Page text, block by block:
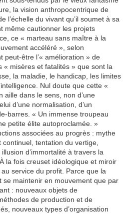
la vision anthropocentrique de
l’échelle du vivant qu’il soumet à sa
même cautionner les projets
ce « marteau sans maître à la
accéléré », selon
peut-être l’« amélioration » de
« misères et fatalités » que sont la
la maladie, le handicap, les limites
Nul doute que cette «
aille dans le sens, non d’une
d’une normalisation, d’un
barres. « Un immense troupeau
petite élite autoproclamée. »
associées au progrès : mythe
tentation du vertige,
d’immortalité à travers la
la fois creuset idéologique et miroir
service du profit. Parce que la
se maintenir en mouvement que par
: nouveaux objets de
de production et de
nouveaux types d’organisation